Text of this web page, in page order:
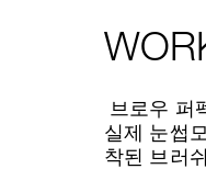
브로우 퍼
실제 눈썹
착된 브러